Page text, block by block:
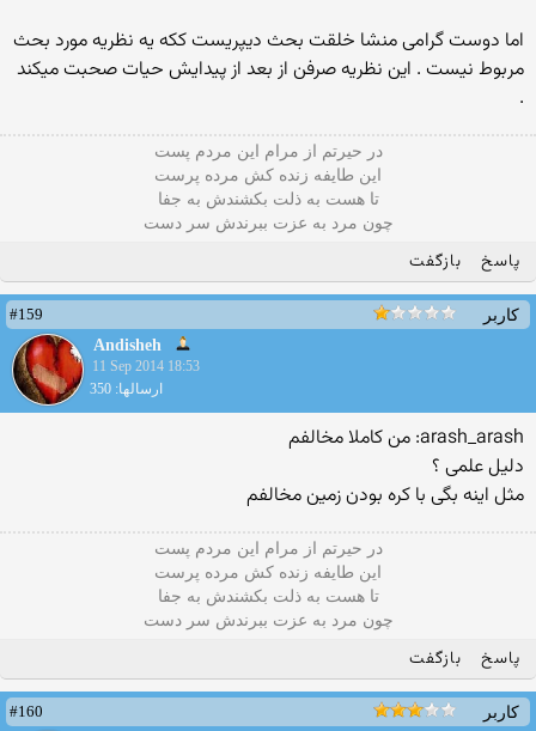
اما دوست گرامی منشا خلقت بحث دیپریست ککه یه نظریه مورد بحث
مربوط نیست . این نظریه صرفن از بعد از پیدایش حیات صحبت میکند
.
در حیرتم از مرام این مردم پست
این طایفه زنده کش مرده پرست
تا هست به ذلت بکشندش به جفا
چون مرد به عزت ببرندش سر دست
پاسخ بازگفت
کاربر
#159
Andisheh
11 Sep 2014 18:53
ارسالها: 350
arash_arash: من کاملا مخالفم
دلیل علمی ؟
مثل اینه بگی با کره بودن زمین مخالفم
در حیرتم از مرام این مردم پست
این طایفه زنده کش مرده پرست
تا هست به ذلت بکشندش به جفا
چون مرد به عزت ببرندش سر دست
پاسخ بازگفت
کاربر
#160